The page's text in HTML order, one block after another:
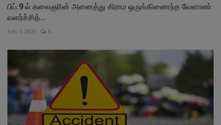
பிப்.9 ல் கலைஞரின் அனைத்து கிராம ஒருங்கிணைந்த வேளாண்
வளர்ச்சித்...
Feb 7, 2023 0